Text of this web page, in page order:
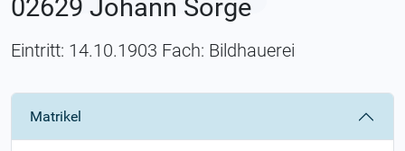
02629 Johann Sorge
Eintritt: 14.10.1903 Fach: Bildhauerei
Matrikel